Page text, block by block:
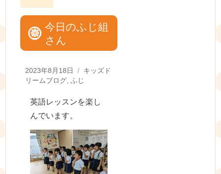
今日のふじ組
さん
Posted
on
2023年8月18日 Categories
キッズド
リームブログ,ふじ
英語レッスンを楽し
んでいます。